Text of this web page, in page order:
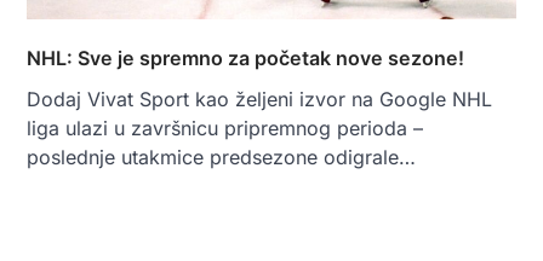
NHL: Sve je spremno za početak nove sezone!
Dodaj Vivat Sport kao željeni izvor na Google NHL
liga ulazi u završnicu pripremnog perioda –
poslednje utakmice predsezone odigrale…